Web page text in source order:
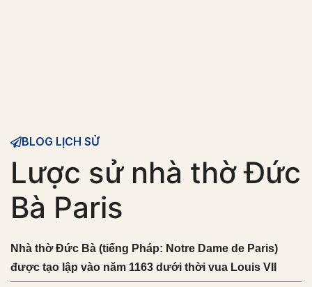
BLOG LỊCH SỬ
Lược sử nhà thờ Đức
Bà Paris
Nhà thờ Đức Bà (tiếng Pháp: Notre Dame de Paris)
được tạo lập vào năm 1163 dưới thời vua Louis VII